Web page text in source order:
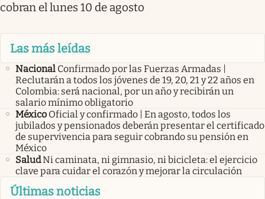
cobran el lunes 10 de agosto
Las más leídas
Nacional Confirmado por las Fuerzas Armadas |
Reclutarán a todos los jóvenes de 19, 20, 21 y 22 años en
Colombia: será nacional, por un año y recibirán un
salario mínimo obligatorio
México Oficial y confirmado | En agosto, todos los
jubilados y pensionados deberán presentar el certificado
de supervivencia para seguir cobrando su pensión en
México
SaludNi caminata, ni gimnasio, ni bicicleta: el ejercicio
clave para cuidar el corazón y mejorar la circulación
Últimas noticias